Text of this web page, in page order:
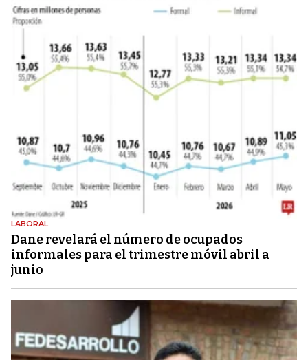
LABORAL
Dane revelará el número de ocupados
informales para el trimestre móvil abril a
junio